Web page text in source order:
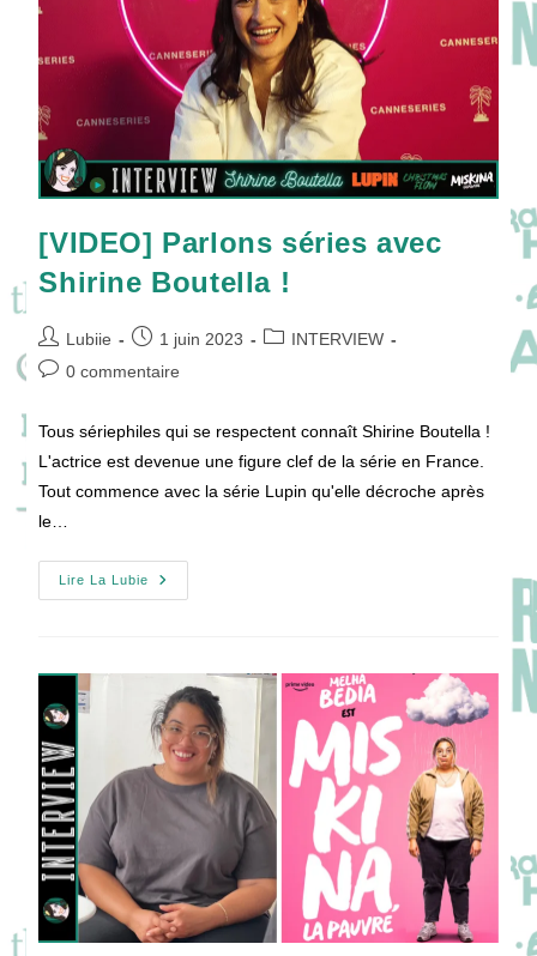
[VIDEO] Parlons séries avec
Shirine Boutella !
Auteur/autrice
de
Lubiie
Publication
publiée :
1 juin 2023
PostINTERVIEW
Commentaires
publication :
0 commentaire
Tous sériephiles qui se respectent connaît Shirine Boutella !
L'actrice est devenue une figure clef de la série en France.
Tout commence avec la série Lupin qu'elle décroche après
le…
Lire La Lubie
[VIDEO]
Parlons